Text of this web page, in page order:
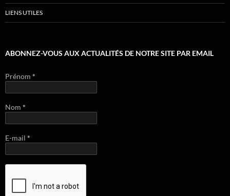
LIENS UTILES
ABONNEZ-VOUS AUX ACTUALITÉS DE NOTRE SITE PAR EMAIL
Prénom *
Nom *
E-mail *